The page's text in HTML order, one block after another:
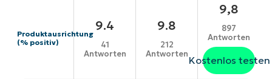
Produktausrichtung
(% positiv)
9.4
41
Antworten
9.8
212
Antworten
9,8
897
Antworten
Kostenlos testen